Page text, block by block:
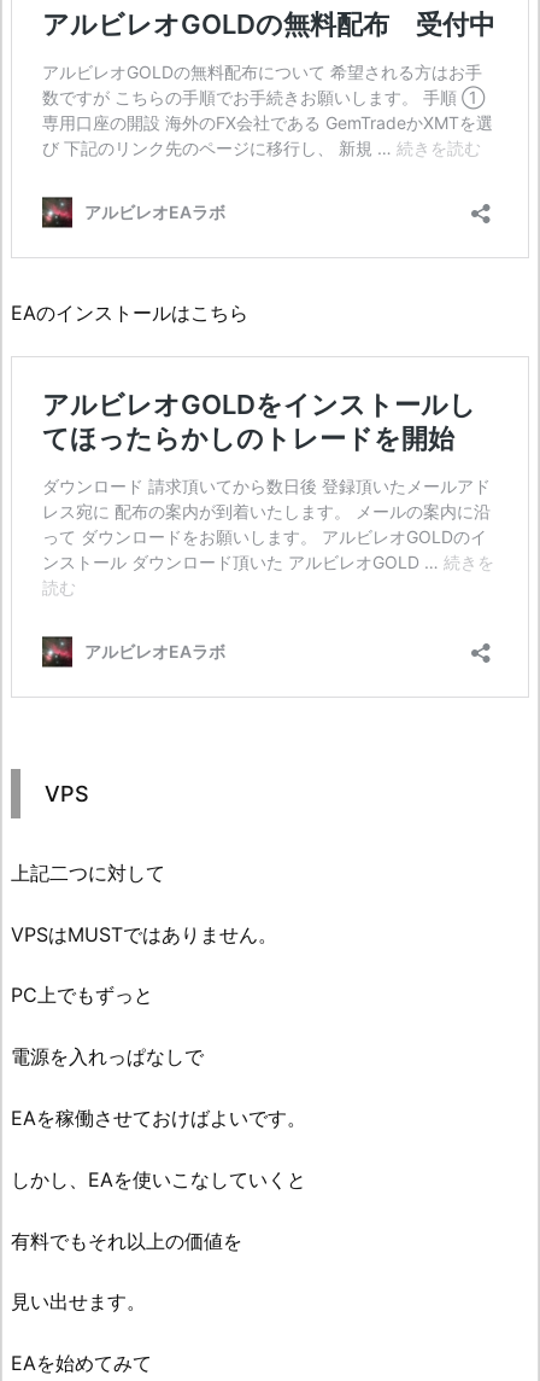
EAのインストールはこちら
VPS
上記二つに対して
VPSはMUSTではありません。
PC上でもずっと
電源を入れっぱなしで
EAを稼働させておけばよいです。
しかし、EAを使いこなしていくと
有料でもそれ以上の価値を
見い出せます。
EAを始めてみて